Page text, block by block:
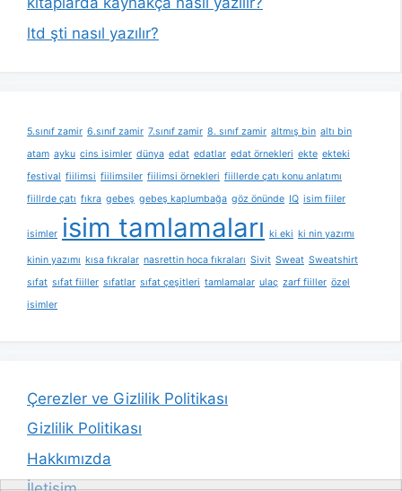
ltd şti nasıl yazılır?
5.sınıf zamir 6.sınıf zamir 7.sınıf zamir 8. sınıf zamir altmış bin altı bin
atam ayku cins isimler dünya edat edatlar edat örnekleri ekte ekteki
festival fiilimsi fiilimsiler fiilimsi örnekleri fiillerde çatı konu anlatımı
fiillrde çatı fıkra gebeş gebeş kaplumbağa göz önünde IQ isim fiiler
isimler isim tamlamaları ki eki ki nin yazımı
kinin yazımı kısa fıkralar nasrettin hoca fıkraları Sivit Sweat Sweatshirt
sıfat sıfat fiiller sıfatlar sıfat çeşitleri tamlamalar ulaç zarf fiiller özel
isimler
Çerezler ve Gizlilik Politikası
Gizlilik Politikası
Hakkımızda